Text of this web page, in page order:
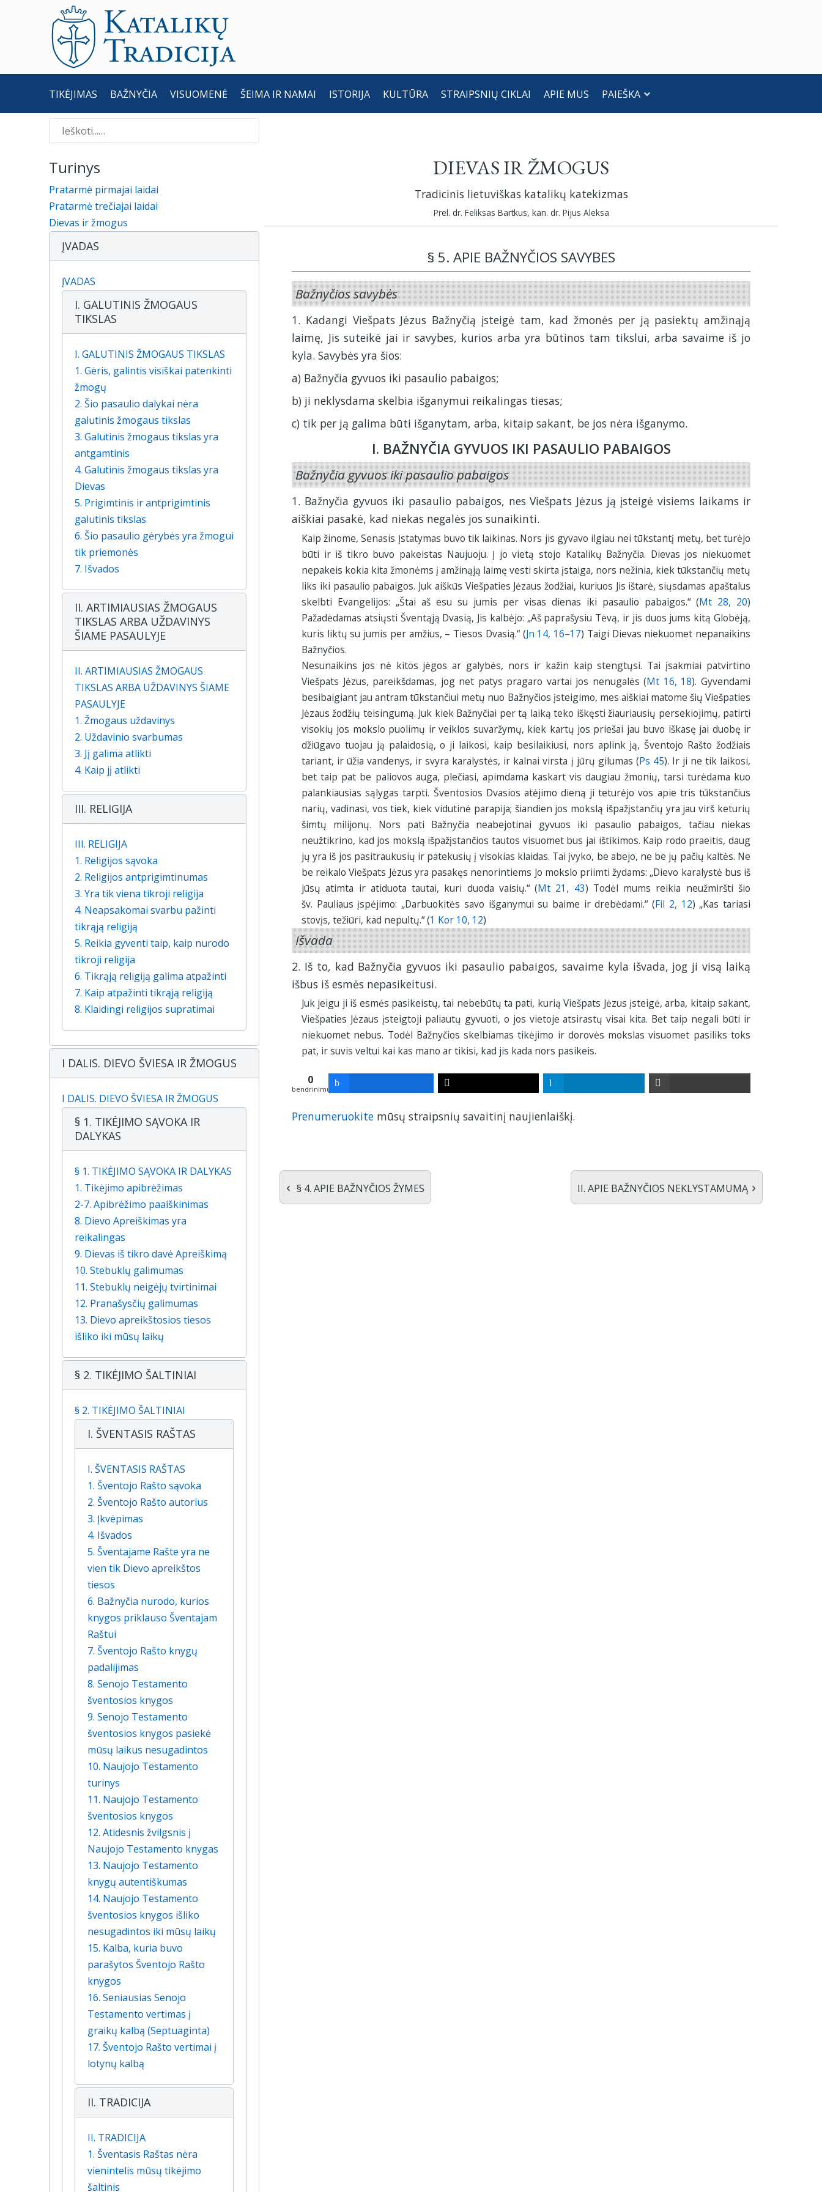
TIKĖJIMAS BAŽNYČIA VISUOMENĖ ŠEIMA IR NAMAI ISTORIJA KULTŪRA STRAIPSNIŲ CIKLAI APIE MUS PAIEŠKA
Paieška
Turinys
Pratarmė pirmajai laidai
Pratarmė trečiajai laidai
Dievas ir žmogus
ĮVADAS
ĮVADAS
I. GALUTINIS ŽMOGAUS
TIKSLAS
I. GALUTINIS ŽMOGAUS TIKSLAS
1. Gėris, galintis visiškai patenkinti
žmogų
2. Šio pasaulio dalykai nėra
galutinis žmogaus tikslas
3. Galutinis žmogaus tikslas yra
antgamtinis
4. Galutinis žmogaus tikslas yra
Dievas
5. Prigimtinis ir antprigimtinis
galutinis tikslas
6. Šio pasaulio gėrybės yra žmogui
tik priemonės
7. Išvados
II. ARTIMIAUSIAS ŽMOGAUS
TIKSLAS ARBA UŽDAVINYS
ŠIAME PASAULYJE
II. ARTIMIAUSIAS ŽMOGAUS
TIKSLAS ARBA UŽDAVINYS ŠIAME
PASAULYJE
1. Žmogaus uždavinys
2. Uždavinio svarbumas
3. Jį galima atlikti
4. Kaip jį atlikti
III. RELIGIJA
III. RELIGIJA
1. Religijos sąvoka
2. Religijos antprigimtinumas
3. Yra tik viena tikroji religija
4. Neapsakomai svarbu pažinti
tikrąją religiją
5. Reikia gyventi taip, kaip nurodo
tikroji religija
6. Tikrąją religiją galima atpažinti
7. Kaip atpažinti tikrąją religiją
8. Klaidingi religijos supratimai
I DALIS. DIEVO ŠVIESA IR ŽMOGUS
I DALIS. DIEVO ŠVIESA IR ŽMOGUS
§ 1. TIKĖJIMO SĄVOKA IR
DALYKAS
§ 1. TIKĖJIMO SĄVOKA IR DALYKAS
1. Tikėjimo apibrėžimas
2-7. Apibrėžimo paaiškinimas
8. Dievo Apreiškimas yra
reikalingas
9. Dievas iš tikro davė Apreiškimą
10. Stebuklų galimumas
11. Stebuklų neigėjų tvirtinimai
12. Pranašysčių galimumas
13. Dievo apreikštosios tiesos
išliko iki mūsų laikų
§ 2. TIKĖJIMO ŠALTINIAI
§ 2. TIKĖJIMO ŠALTINIAI
I. ŠVENTASIS RAŠTAS
I. ŠVENTASIS RAŠTAS
1. Šventojo Rašto sąvoka
2. Šventojo Rašto autorius
3. Įkvėpimas
4. Išvados
5. Šventajame Rašte yra ne
vien tik Dievo apreikštos
tiesos
6. Bažnyčia nurodo, kurios
knygos priklauso Šventajam
Raštui
7. Šventojo Rašto knygų
padalijimas
8. Senojo Testamento
šventosios knygos
9. Senojo Testamento
šventosios knygos pasiekė
mūsų laikus nesugadintos
10. Naujojo Testamento
turinys
11. Naujojo Testamento
šventosios knygos
12. Atidesnis žvilgsnis į
Naujojo Testamento knygas
13. Naujojo Testamento
knygų autentiškumas
14. Naujojo Testamento
šventosios knygos išliko
nesugadintos iki mūsų laikų
15. Kalba, kuria buvo
parašytos Šventojo Rašto
knygos
16. Seniausias Senojo
Testamento vertimas į
graikų kalbą (Septuaginta)
17. Šventojo Rašto vertimai į
lotynų kalbą
II. TRADICIJA
II. TRADICIJA
1. Šventasis Raštas nėra
vienintelis mūsų tikėjimo
šaltinis
DIEVAS IR ŽMOGUS
Tradicinis lietuviškas katalikų katekizmas
Prel. dr. Feliksas Bartkus, kan. dr. Pijus Aleksa
§ 5. APIE BAŽNYČIOS SAVYBES
Bažnyčios savybės
1. Kadangi Viešpats Jėzus Bažnyčią įsteigė tam, kad žmonės per ją pasiektų amžinąją
laimę, Jis suteikė jai ir savybes, kurios arba yra būtinos tam tikslui, arba savaime iš jo
kyla. Savybės yra šios:
a) Bažnyčia gyvuos iki pasaulio pabaigos;
b) ji neklysdama skelbia išganymui reikalingas tiesas;
c) tik per ją galima būti išganytam, arba, kitaip sakant, be jos nėra išganymo.
I. BAŽNYČIA GYVUOS IKI PASAULIO PABAIGOS
Bažnyčia gyvuos iki pasaulio pabaigos
1. Bažnyčia gyvuos iki pasaulio pabaigos, nes Viešpats Jėzus ją įsteigė visiems laikams ir
aiškiai pasakė, kad niekas negalės jos sunaikinti.
Kaip žinome, Senasis Įstatymas buvo tik laikinas. Nors jis gyvavo ilgiau nei tūkstantį metų, bet turėjo
būti ir iš tikro buvo pakeistas Naujuoju. Į jo vietą stojo Katalikų Bažnyčia. Dievas jos niekuomet
nepakeis kokia kita žmonėms į amžinąją laimę vesti skirta įstaiga, nors nežinia, kiek tūkstančių metų
liks iki pasaulio pabaigos. Juk aiškūs Viešpaties Jėzaus žodžiai, kuriuos Jis ištarė, siųsdamas apaštalus
skelbti Evangelijos: „Štai aš esu su jumis per visas dienas iki pasaulio pabaigos.“ (Mt 28, 20)
Pažadėdamas atsiųsti Šventąją Dvasią, Jis kalbėjo: „Aš paprašysiu Tėvą, ir jis duos jums kitą Globėją,
kuris liktų su jumis per amžius, – Tiesos Dvasią.“ (Jn 14, 16–17) Taigi Dievas niekuomet nepanaikins
Bažnyčios.
Nesunaikins jos nė kitos jėgos ar galybės, nors ir kažin kaip stengtųsi. Tai įsakmiai patvirtino
Viešpats Jėzus, pareikšdamas, jog net patys pragaro vartai jos nenugalės (Mt 16, 18). Gyvendami
besibaigiant jau antram tūkstančiui metų nuo Bažnyčios įsteigimo, mes aiškiai matome šių Viešpaties
Jėzaus žodžių teisingumą. Juk kiek Bažnyčiai per tą laiką teko iškęsti žiauriausių persekiojimų, patirti
visokių jos mokslo puolimų ir veiklos suvaržymų, kiek kartų jos priešai jau buvo iškasę jai duobę ir
džiūgavo tuojau ją palaidosią, o ji laikosi, kaip besilaikiusi, nors aplink ją, Šventojo Rašto žodžiais
tariant, ir ūžia vandenys, ir svyra karalystės, ir kalnai virsta į jūrų gilumas (Ps 45). Ir ji ne tik laikosi,
bet taip pat be paliovos auga, plečiasi, apimdama kaskart vis daugiau žmonių, tarsi turėdama kuo
palankiausias sąlygas tarpti. Šventosios Dvasios atėjimo dieną ji teturėjo vos apie tris tūkstančius
narių, vadinasi, vos tiek, kiek vidutinė parapija; šiandien jos mokslą išpažįstančių yra jau virš keturių
šimtų milijonų. Nors pati Bažnyčia neabejotinai gyvuos iki pasaulio pabaigos, tačiau niekas
neužtikrino, kad jos mokslą išpažįstančios tautos visuomet bus jai ištikimos. Kaip rodo praeitis, daug
jų yra iš jos pasitraukusių ir patekusių į visokias klaidas. Tai įvyko, be abejo, ne be jų pačių kaltės. Ne
be reikalo Viešpats Jėzus yra pasakęs nenorintiems Jo mokslo priimti žydams: „Dievo karalystė bus iš
jūsų atimta ir atiduota tautai, kuri duoda vaisių.“ (Mt 21, 43) Todėl mums reikia neužmiršti šio
šv. Pauliaus įspėjimo: „Darbuokitės savo išganymui su baime ir drebėdami.“ (Fil 2, 12) „Kas tariasi
stovįs, težiūri, kad nepultų.“ (1 Kor 10, 12)
Išvada
2. Iš to, kad Bažnyčia gyvuos iki pasaulio pabaigos, savaime kyla išvada, jog ji visą laiką
išbus iš esmės nepasikeitusi.
Juk jeigu ji iš esmės pasikeistų, tai nebebūtų ta pati, kurią Viešpats Jėzus įsteigė, arba, kitaip sakant,
Viešpaties Jėzaus įsteigtoji paliautų gyvuoti, o jos vietoje atsirastų visai kita. Bet taip negali būti ir
niekuomet nebus. Todėl Bažnyčios skelbiamas tikėjimo ir dorovės mokslas visuomet pasiliks toks
pat, ir suvis veltui kai kas mano ar tikisi, kad jis kada nors pasikeis.
0
bendrinimų
Prenumeruokite mūsų straipsnių savaitinį naujienlaiškį.
‹ § 4. APIE BAŽNYČIOS ŽYMES II. APIE BAŽNYČIOS NEKLYSTAMUMĄ ›